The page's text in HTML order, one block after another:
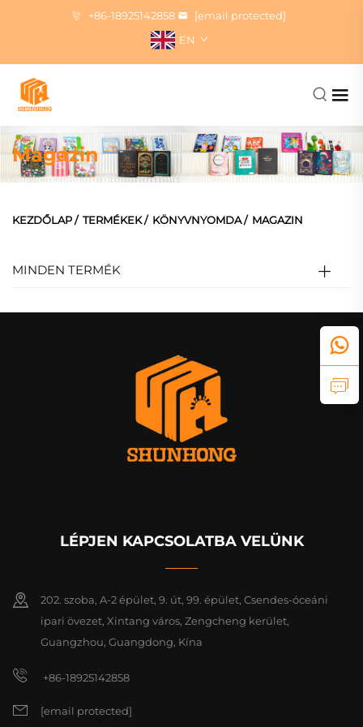
+86-18925142858
[email protected]
EN
Magazin
KEZDŐLAP/ TERMÉKEK/ KÖNYVNYOMDA/ MAGAZIN
MINDEN TERMÉK
LÉPJEN KAPCSOLATBA VELÜNK
202. szoba, A-2 épület, 9. út, 99. épület, Csendes-óceáni
ipari övezet, Xintang város, Zengcheng kerület,
Guangzhou, Guangdong, Kína
+86-18925142858
[email protected]